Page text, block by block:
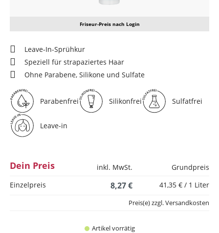
Friseur-Preis nach Login
Leave-In-Sprühkur
Speziell für strapaziertes Haar
Ohne Parabene, Silikone und Sulfate
Parabenfrei Silikonfrei Sulfatfrei
Leave-in
Dein Preis inkl. MwSt.
Grundpreis
Einzelpreis
8,27 € 41,35 € / 1 Liter
Artikel vorrätig
Preis(e) zzgl. Versandkosten